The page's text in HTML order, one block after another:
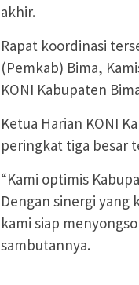
akhir.
Rapat koordinasi
(Pemkab) Bima,
KONI Kabupaten
Ketua Harian KONI
peringkat tiga besar
“Kami optimis
Dengan sinergi yang
kami siap
sambutannya.